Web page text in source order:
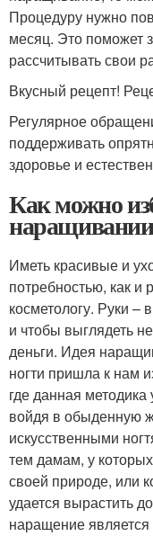
Процедуру нужно
месяц. Это поможет
рассчитывать свои
Вкусный рецепт!
Регулярное
поддерживать
здоровье и
Как можно
Иметь красивые и
потребностью, как и
косметологу. Руки –
и чтобы выглядеть
деньги. Идея
ногти пришла к нам
где данная
войдя в обыденную
искусственными
тем дамам, у
своей природе, или
удается вырастить
наращение